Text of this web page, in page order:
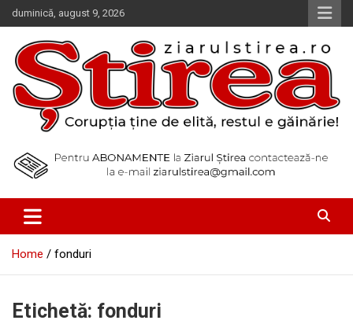
Skip
to
content
duminică, august 9, 2026
Ziarul Știrea
Home fonduri
Etichetă: fonduri